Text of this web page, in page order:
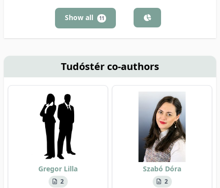
Show all 11
Tudóstér co-authors
Gregor Lilla
2
Szabó Dóra
2